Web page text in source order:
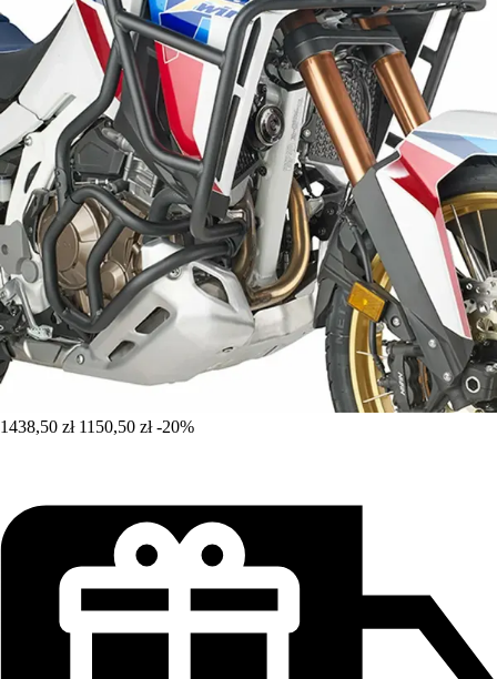
1438,50 zł 1150,50 zł -20%